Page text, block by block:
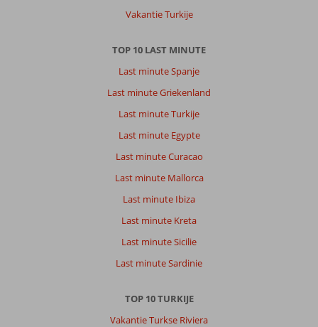
Vakantie Turkije
TOP 10 LAST MINUTE
Last minute Spanje
Last minute Griekenland
Last minute Turkije
Last minute Egypte
Last minute Curacao
Last minute Mallorca
Last minute Ibiza
Last minute Kreta
Last minute Sicilie
Last minute Sardinie
TOP 10 TURKIJE
Vakantie Turkse Riviera